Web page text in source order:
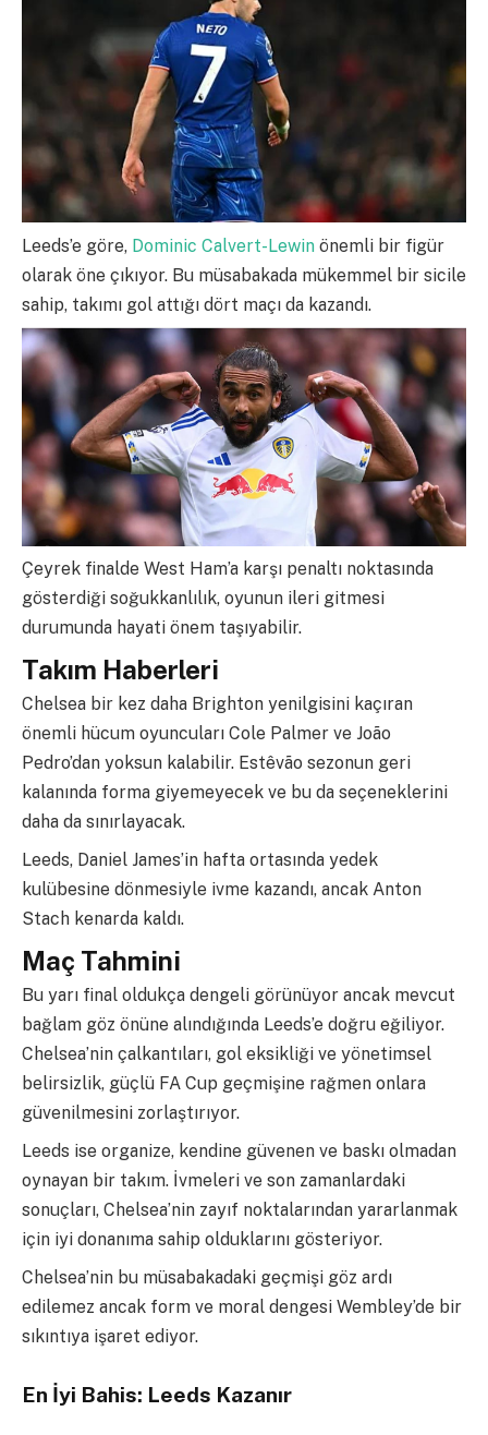
Leeds’e göre, Dominic Calvert-Lewin önemli bir figür
olarak öne çıkıyor. Bu müsabakada mükemmel bir sicile
sahip, takımı gol attığı dört maçı da kazandı.
Çeyrek finalde West Ham’a karşı penaltı noktasında
gösterdiği soğukkanlılık, oyunun ileri gitmesi
durumunda hayati önem taşıyabilir.
Takım Haberleri
Chelsea bir kez daha Brighton yenilgisini kaçıran
önemli hücum oyuncuları Cole Palmer ve João
Pedro’dan yoksun kalabilir. Estêvão sezonun geri
kalanında forma giyemeyecek ve bu da seçeneklerini
daha da sınırlayacak.
Leeds, Daniel James’in hafta ortasında yedek
kulübesine dönmesiyle ivme kazandı, ancak Anton
Stach kenarda kaldı.
Maç Tahmini
Bu yarı final oldukça dengeli görünüyor ancak mevcut
bağlam göz önüne alındığında Leeds’e doğru eğiliyor.
Chelsea’nin çalkantıları, gol eksikliği ve yönetimsel
belirsizlik, güçlü FA Cup geçmişine rağmen onlara
güvenilmesini zorlaştırıyor.
Leeds ise organize, kendine güvenen ve baskı olmadan
oynayan bir takım. İvmeleri ve son zamanlardaki
sonuçları, Chelsea’nin zayıf noktalarından yararlanmak
için iyi donanıma sahip olduklarını gösteriyor.
Chelsea’nin bu müsabakadaki geçmişi göz ardı
edilemez ancak form ve moral dengesi Wembley’de bir
sıkıntıya işaret ediyor.
En İyi Bahis: Leeds Kazanır